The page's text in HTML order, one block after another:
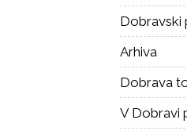
Dobravski
Arhiva
Dobrava
V Dobravi